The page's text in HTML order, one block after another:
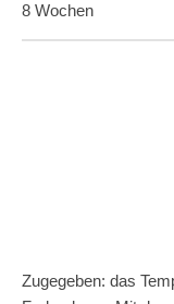
8 Wochen
Zugegeben: das